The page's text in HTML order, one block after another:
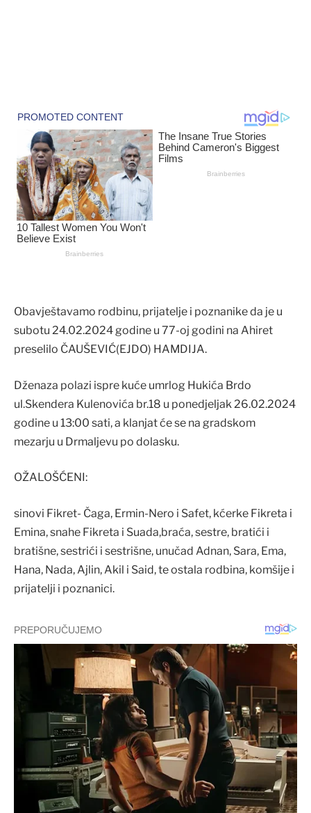
Obavještavamo rodbinu, prijatelje i poznanike da je u
subotu 24.02.2024 godine u 77-oj godini na Ahiret
preselilo ČAUŠEVIĆ(EJDO) HAMDIJA.
Dženaza polazi ispre kuće umrlog Hukića Brdo
ul.Skendera Kulenovića br.18 u ponedjeljak 26.02.2024
godine u 13:00 sati, a klanjat će se na gradskom
mezarju u Drmaljevu po dolasku.
OŽALOŠĆENI:
sinovi Fikret- Čaga, Ermin-Nero i Safet, kćerke Fikreta i
Emina, snahe Fikreta i Suada,braća, sestre, bratići i
bratišne, sestrići i sestrišne, unučad Adnan, Sara, Ema,
Hana, Nada, Ajlin, Akil i Said, te ostala rodbina, komšije i
prijatelji i poznanici.